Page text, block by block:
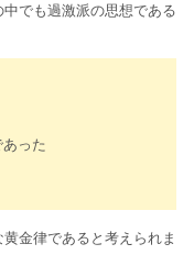
でも過激派の思想である
った
金律であると考えられま